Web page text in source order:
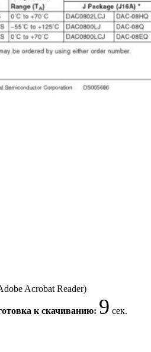
Acrobat Reader)
к скачиванию: 9 сек.